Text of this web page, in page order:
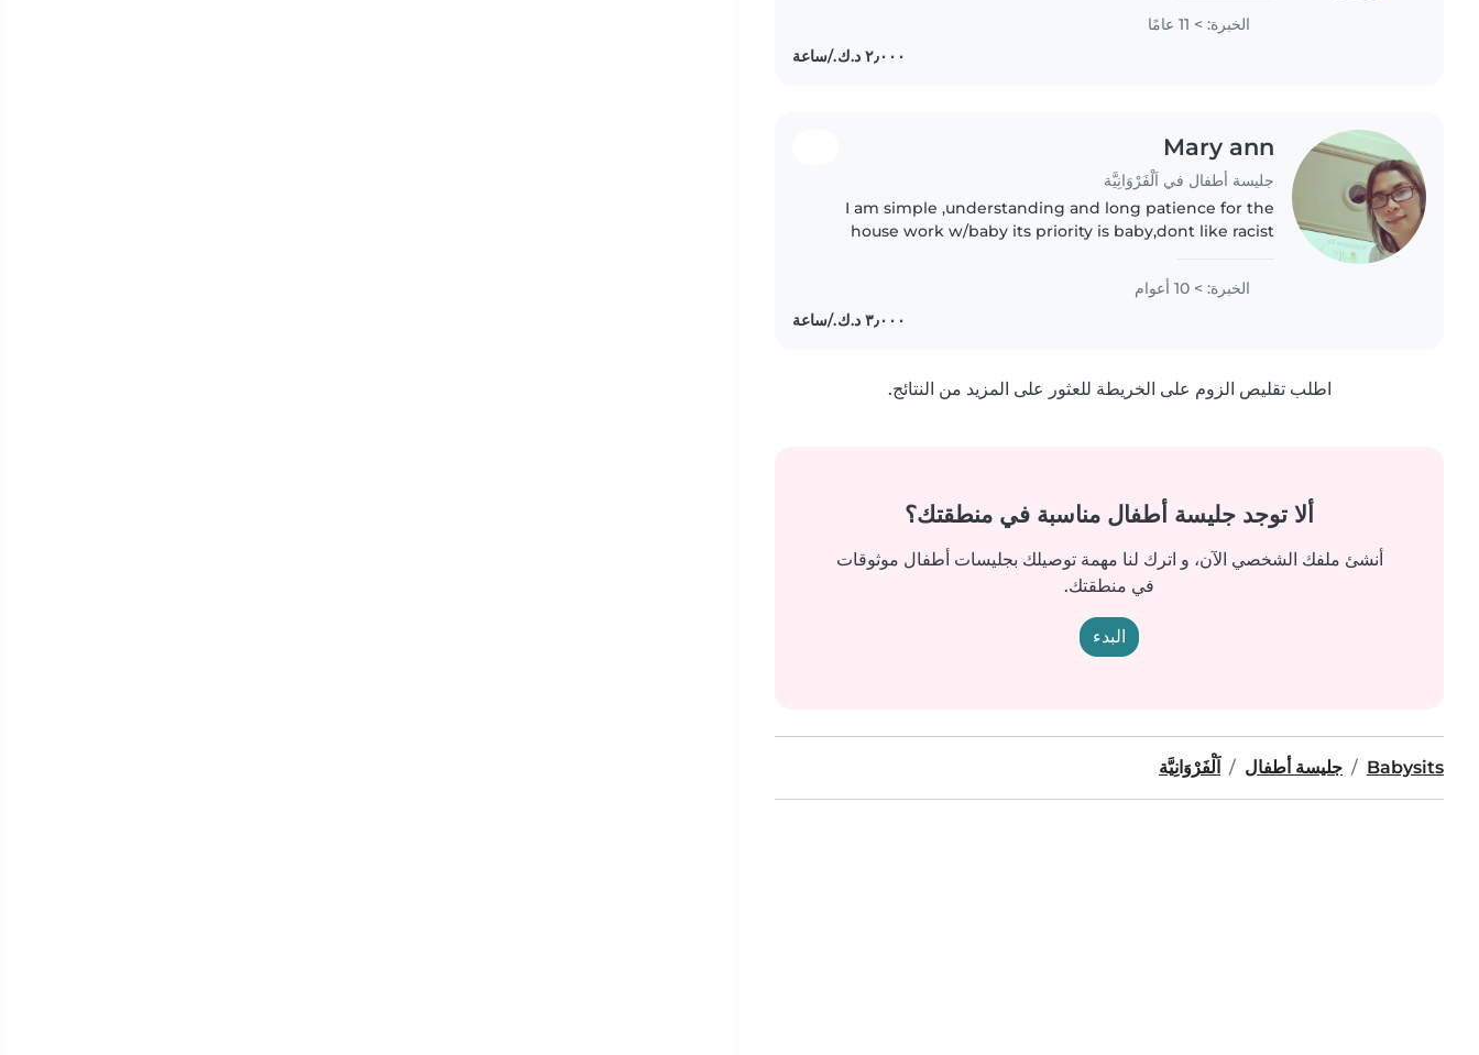
الخبرة: > 11 عامًا
Mary ann
جليسة أطفال في اَلْفَرْوَانِيَّة
I am simple ,understanding and long patience for the
house work w/baby its priority is baby,dont like racist
الخبرة: > 10 أعوام
اطلب تقليص الزوم على الخريطة للعثور على المزيد من النتائج.
ألا توجد جليسة أطفال مناسبة في منطقتك؟
أنشئ ملفك الشخصي الآن، و اترك لنا مهمة توصيلك بجليسات أطفال موثوقات
في منطقتك.
البدء
Babysits جليسة أطفال اَلْفَرْوَانِيَّة